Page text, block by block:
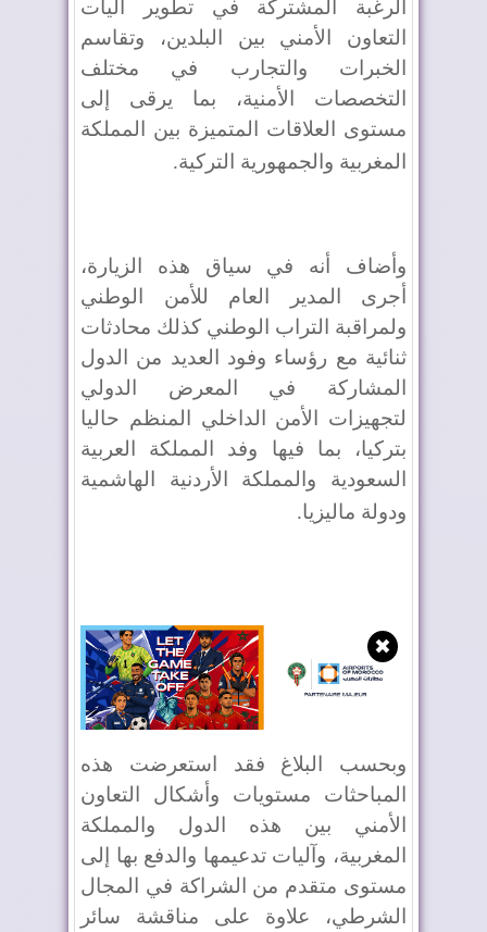
الرغبة المشتركة في تطوير آليات
التعاون الأمني بين البلدين، وتقاسم
الخبرات والتجارب في مختلف
التخصصات الأمنية، بما يرقى إلى
مستوى العلاقات المتميزة بين المملكة
المغربية والجمهورية التركية.
وأضاف أنه في سياق هذه الزيارة،
أجرى المدير العام للأمن الوطني
ولمراقبة التراب الوطني كذلك محادثات
ثنائية مع رؤساء وفود العديد من الدول
المشاركة في المعرض الدولي
لتجهيزات الأمن الداخلي المنظم حاليا
بتركيا، بما فيها وفد المملكة العربية
السعودية والمملكة الأردنية الهاشمية
ودولة ماليزيا.
✖
وبحسب البلاغ فقد استعرضت هذه
المباحثات مستويات وأشكال التعاون
الأمني بين هذه الدول والمملكة
المغربية، وآليات تدعيمها والدفع بها إلى
مستوى متقدم من الشراكة في المجال
الشرطي، علاوة على مناقشة سائر